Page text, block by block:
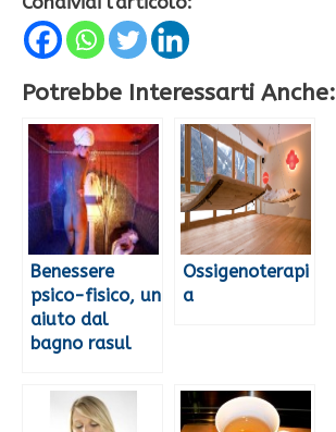
Potrebbe Interessarti Anche:
Benessere
psico-fisico, un
aiuto dal
bagno rasul
Ossigenoterapi
a